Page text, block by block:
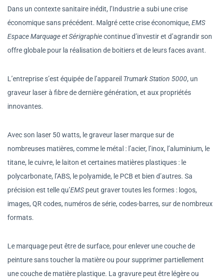
Dans un contexte sanitaire inédit, l’Industrie a subi une crise
économique sans précédent. Malgré cette crise économique, EMS
Espace Marquage et Sérigraphiecontinue d’investir et d’agrandir son
offre globale pour la réalisation de boitiers et de leurs faces avant.
L’entreprise s’est équipée de l’appareil Trumark Station 5000, un
graveur laser à fibre de dernière génération, et aux propriétés
innovantes.
Avec son laser 50 watts, le graveur laser marque sur de
nombreuses matières, comme le métal : l’acier, l’inox, l’aluminium, le
titane, le cuivre, le laiton et certaines matières plastiques : le
polycarbonate, l’ABS, le polyamide, le PCB et bien d’autres. Sa
précision est telle qu’EMS peut graver toutes les formes : logos,
images, QR codes, numéros de série, codes-barres, sur de nombreux
formats.
Le marquage peut être de surface, pour enlever une couche de
peinture sans toucher la matière ou pour supprimer partiellement
une couche de matière plastique. La gravure peut être légère ou